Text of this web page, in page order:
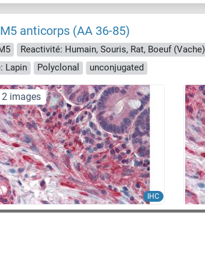
anticorps (AA 36-85)
Lapin
Polyclonal unconjugated
IHC
2 images